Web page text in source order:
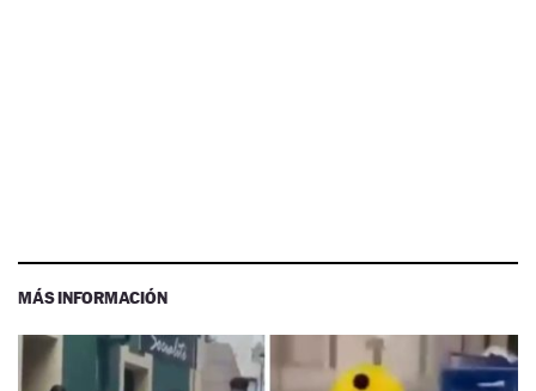
MÁS INFORMACIÓN